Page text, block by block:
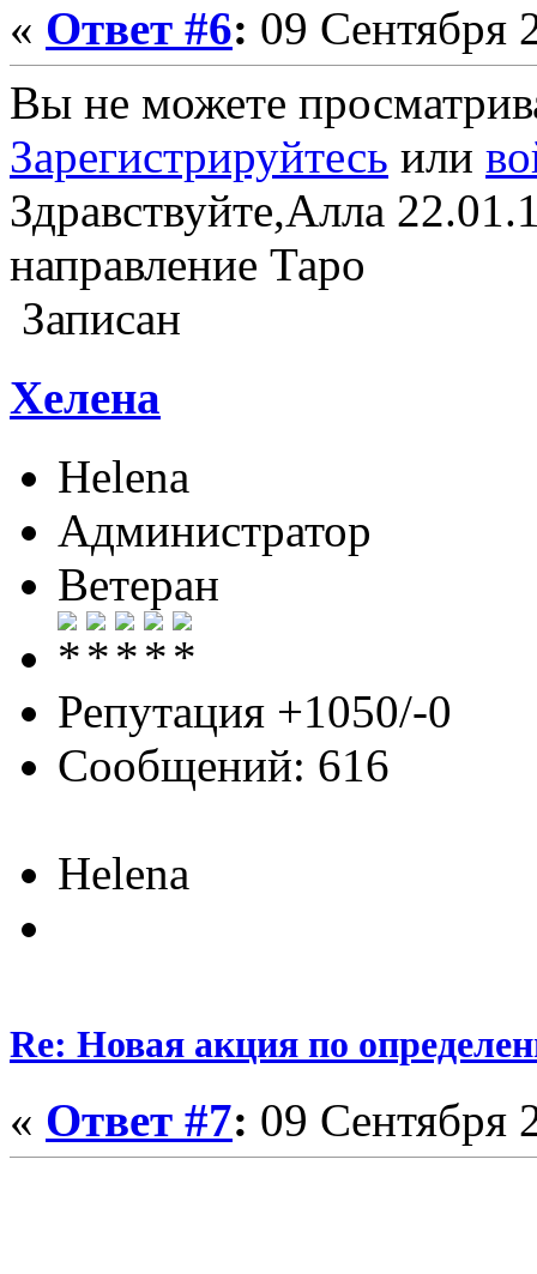
« Ответ #6: 09 Сентября
Вы не можете
Зарегистрируйтесь или
Здравствуйте,Алла
направление Таро
Записан
Хелена
Helena
Администратор
Ветеран
Репутация +1050/-0
Сообщений: 616
Helena
Re: Новая акция по
« Ответ #7: 09 Сентября